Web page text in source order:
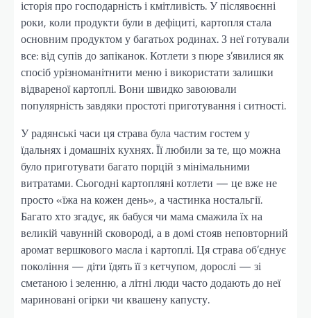
історія про господарність і кмітливість. У післявоєнні
роки, коли продукти були в дефіциті, картопля стала
основним продуктом у багатьох родинах. З неї готували
все: від супів до запіканок. Котлети з пюре з’явилися як
спосіб урізноманітнити меню і використати залишки
відвареної картоплі. Вони швидко завоювали
популярність завдяки простоті приготування і ситності.
У радянські часи ця страва була частим гостем у
їдальнях і домашніх кухнях. Її любили за те, що можна
було приготувати багато порцій з мінімальними
витратами. Сьогодні картопляні котлети — це вже не
просто «їжа на кожен день», а частинка ностальгії.
Багато хто згадує, як бабуся чи мама смажила їх на
великій чавунній сковороді, а в домі стояв неповторний
аромат вершкового масла і картоплі. Ця страва об’єднує
покоління — діти їдять її з кетчупом, дорослі — зі
сметаною і зеленню, а літні люди часто додають до неї
мариновані огірки чи квашену капусту.